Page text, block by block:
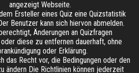
angezeigt Webseite.
Ersteller eines Quiz eine Quizstatistik
Benutzer kann sich hiervon abmelden.
Änderungen an Quizfragen
diese zu entfernen dauerhaft, ohne
oder Erklärung.
das Recht vor, die Bedingungen oder den
ändern Die Richtlinien können jederzeit